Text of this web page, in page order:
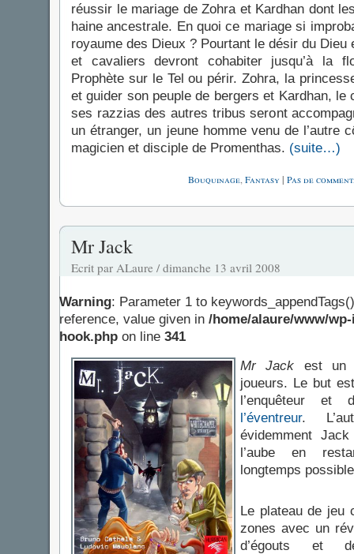
réussir le mariage de Zohra et Kardhan dont
haine ancestrale. En quoi ce mariage si
royaume des Dieux ? Pourtant le désir du
et cavaliers devront cohabiter jusqu’à la
Prophète sur le Tel ou périr. Zohra, la
et guider son peuple de bergers et Kardhan, le
ses razzias des autres tribus seront
un étranger, un jeune homme venu de l’autre
magicien et disciple de Promenthas. (suite…)
Bouquinage, Fantasy | Pas de
Mr Jack
Ecrit par ALaure / dimanche 13 avril 2008
Warning: Parameter 1 to
reference, value given in /home/alaure/www/
hook.php on line 341
Mr Jack est un
joueurs. Le but
l’enquêteur et
l’éventreur.
évidemment
l’aube en
longtemps
Le plateau de jeu
zones avec un
d’égouts et